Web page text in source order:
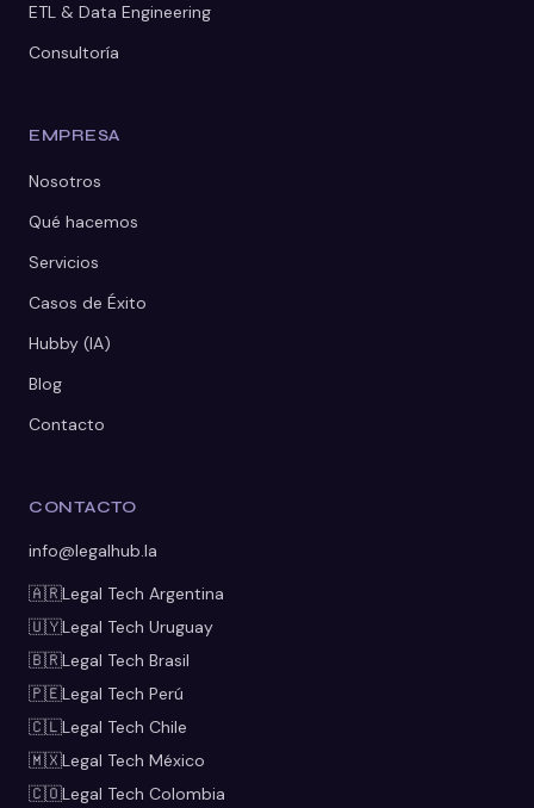
ETL & Data Engineering
Consultoría
EMPRESA
Nosotros
Qué hacemos
Servicios
Casos de Éxito
Hubby (IA)
Blog
Contacto
CONTACTO
info@legalhub.la
🇦🇷Legal Tech Argentina
🇺🇾Legal Tech Uruguay
🇧🇷Legal Tech Brasil
🇵🇪Legal Tech Perú
🇨🇱Legal Tech Chile
🇲🇽Legal Tech México
🇨🇴Legal Tech Colombia